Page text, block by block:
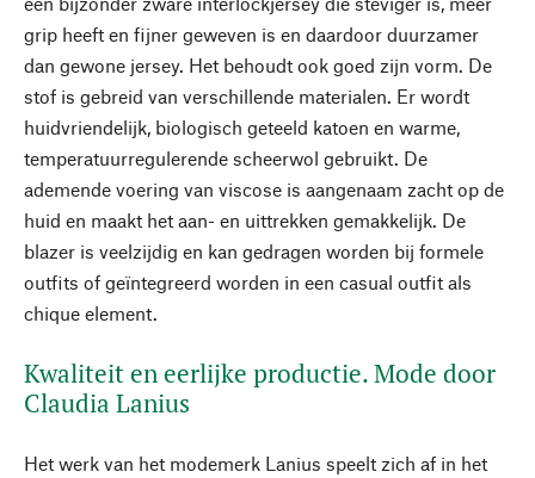
grip heeft en fijner geweven is en daardoor duurzamer
dan gewone jersey. Het behoudt ook goed zijn vorm. De
stof is gebreid van verschillende materialen. Er wordt
huidvriendelijk, biologisch geteeld katoen en warme,
temperatuurregulerende scheerwol gebruikt. De
ademende voering van viscose is aangenaam zacht op de
huid en maakt het aan- en uittrekken gemakkelijk. De
blazer is veelzijdig en kan gedragen worden bij formele
outfits of geïntegreerd worden in een casual outfit als
chique element.
Kwaliteit en eerlijke productie. Mode door
Claudia Lanius
Het werk van het modemerk Lanius speelt zich af in het